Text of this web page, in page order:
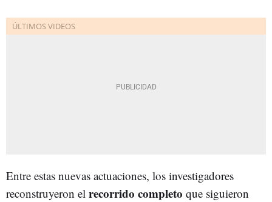
Entre estas nuevas actuaciones, los investigadores
reconstruyeron el recorrido completo que siguieron